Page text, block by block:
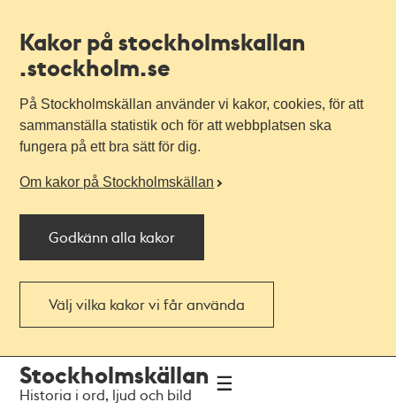
Kakor på stockholmskallan
.stockholm.se
På Stockholmskällan använder vi kakor, cookies, för att
sammanställa statistik och för att webbplatsen ska
fungera på ett bra sätt för dig.
Om kakor på Stockholmskällan
Godkänn alla kakor
Välj vilka kakor vi får använda
navigationen
huvudinnehållet
Stockholmskällan
Historia i ord, ljud och bild